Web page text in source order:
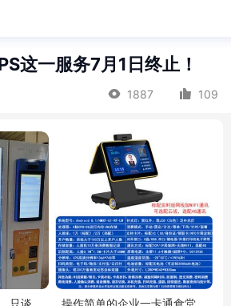
这一服务7月1日终止！
1887 109
只谈
操作简单的企业一卡通食堂